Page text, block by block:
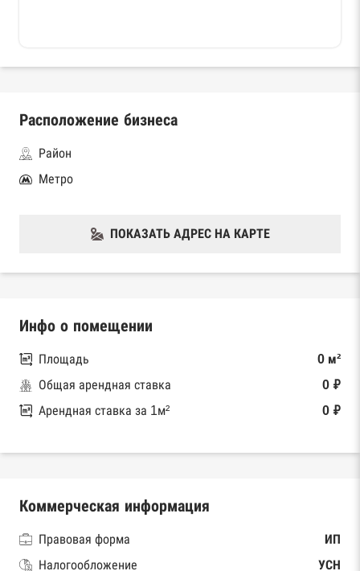
Расположение бизнеса
Район
Метро
ПОКАЗАТЬ АДРЕС НА КАРТЕ
Инфо о помещении
Площадь
0 м²
Общая арендная ставка
0 ₽
Арендная ставка за 1м²
0 ₽
Коммерческая информация
Правовая форма
ИП
Налогообложение
УСН